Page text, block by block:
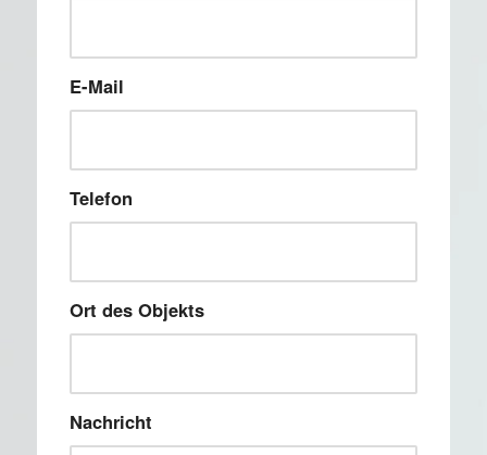
E-Mail
Telefon
Ort des Objekts
Nachricht